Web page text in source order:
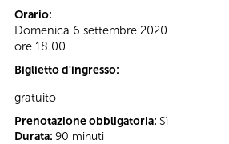
Orario:
Domenica 6 settembre 2020
ore 18.00
Biglietto d'ingresso:
gratuito
Prenotazione obbligatoria: Sì
Durata: 90 minuti